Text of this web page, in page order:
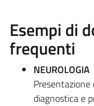
Esempi di
frequenti
NEUROLOGIA
Presentazione
diagnostica e